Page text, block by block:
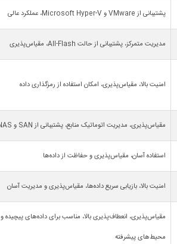
پشتیبانی از VMware و Microsoft Hyper-V، عملکرد عالی
مدیریت متمرکز، پشتیبانی از حالت All-Flash، مقیاس‌پذیری
امنیت بالا، مقیاس‌پذیری، امکان استفاده از رمزگذاری داده
مقیاس‌پذیری، مدیریت اتوماتیک منابع، پشتیبانی از SAN و NAS
استفاده آسان، مقیاس‌پذیری و حفاظت از داده‌ها
امنیت بالا، بازیابی سریع داده‌ها، مقیاس‌پذیری و مدیریت آسان
مقیاس‌پذیری، انعطاف‌پذیری بالا، مناسب برای داده‌های پیچیده و
محیط‌های پیشرفته